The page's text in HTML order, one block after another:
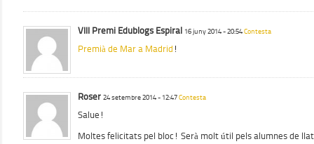
VIII Premi Edublogs Espiral 16 juny 2014 - 20:54Contesta
Premià de Mar a Madrid !
Roser 24 setembre 2014 - 12:47Contesta
Salue!
Moltes felicitats pel bloc! Serà molt útil pels alumnes de